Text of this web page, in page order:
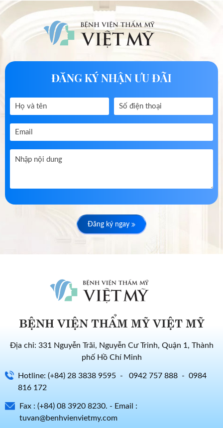
ĐĂNG KÝ NHẬN ƯU ĐÃI
Đăng ký ngay
BỆNH VIỆN THẨM MỸ VIỆT MỸ
Địa chỉ: 331 Nguyễn Trãi, Nguyễn Cư Trinh, Quận 1, Thành
phố Hồ Chí Minh
Hotline: (+84) 28 3838 9595 - 0942 757 888 - 0984
816 172
Fax : (+84) 08 3920 8230. - Email :
tuvan@benhvienvietmy.com